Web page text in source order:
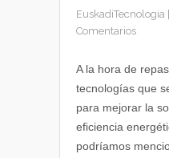
EuskadiTecnologia
Comentarios
A la hora de
tecnologías que
para mejorar la
eficiencia
podríamos